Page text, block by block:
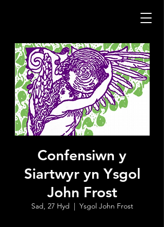
Confensiwn y
Siartwyr yn Ysgol
John Frost
Sad, 27 Hyd
  |
Ysgol John Frost